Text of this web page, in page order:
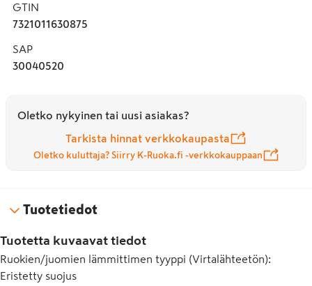
GTIN
7321011630875
SAP
30040520
Oletko nykyinen tai uusi asiakas?
Tarkista hinnat verkkokaupasta
Oletko kuluttaja? Siirry K-Ruoka.fi -verkkokauppaan
Tuotetiedot
Tuotetta kuvaavat tiedot
Ruokien/juomien lämmittimen tyyppi (Virtalähteetön):
Eristetty suojus